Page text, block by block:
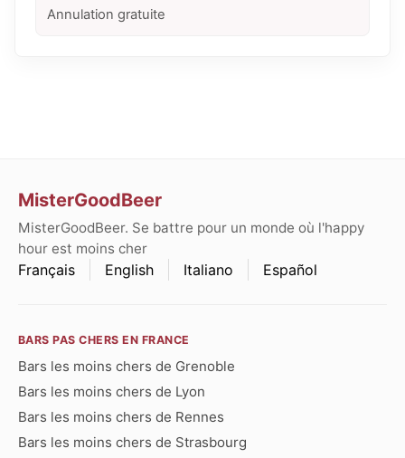
Annulation gratuite
MisterGoodBeer
MisterGoodBeer. Se battre pour un monde où l'happy
hour est moins cher
Français English Italiano Español
BARS PAS CHERS EN FRANCE
Bars les moins chers de Grenoble
Bars les moins chers de Lyon
Bars les moins chers de Rennes
Bars les moins chers de Strasbourg